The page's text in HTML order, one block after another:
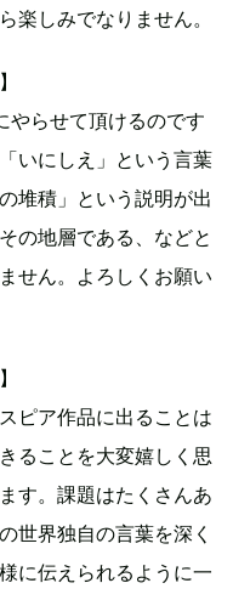
楽しみでなりません。
らせて頂けるのです
いにしえ」という言葉
堆積」という説明が出
の地層である、などと
せん。よろしくお願い
ピア作品に出ることは
ることを大変嬉しく思
す。課題はたくさんあ
世界独自の言葉を深く
に伝えられるように一